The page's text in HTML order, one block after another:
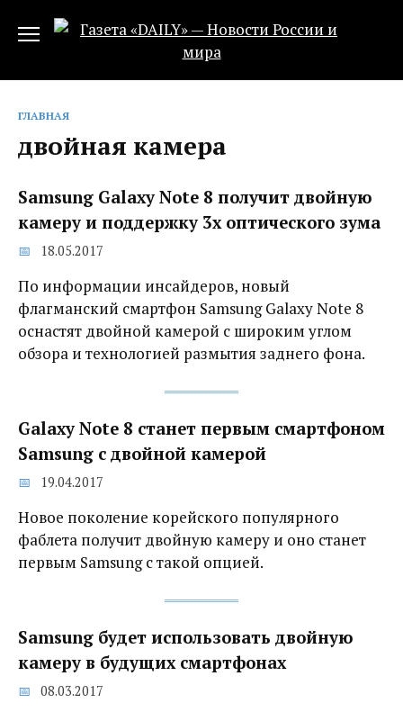
ГЛАВНАЯ
двойная камера
Samsung Galaxy Note 8 получит двойную
камеру и поддержку 3x оптического зума‍
18.05.2017
По информации инсайдеров, новый
флагманский смартфон Samsung Galaxy Note 8
оснастят двойной камерой с широким углом
обзора и технологией размытия заднего фона.
Galaxy Note 8 станет первым смартфоном
Samsung с двойной камерой
19.04.2017
Новое поколение корейского популярного
фаблета получит двойную камеру и оно станет
первым Samsung с такой опцией.
Samsung будет использовать двойную
камеру в будущих смартфонах
08.03.2017